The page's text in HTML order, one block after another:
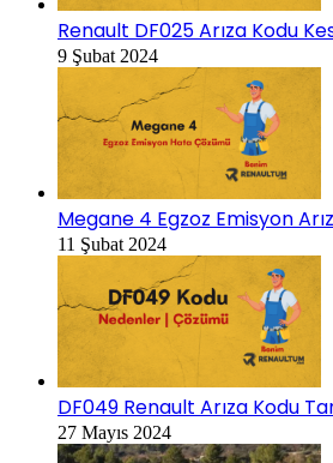
Renault DF025 Arıza Kodu
9 Şubat 2024
Megane 4 Egzoz Emisyon
11 Şubat 2024
DF049 Renault Arıza Kodu
27 Mayıs 2024